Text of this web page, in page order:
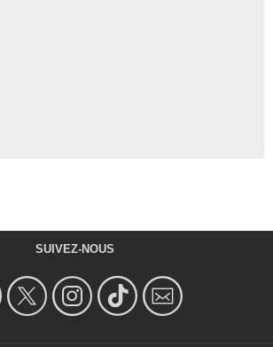
SUIVEZ-NOUS